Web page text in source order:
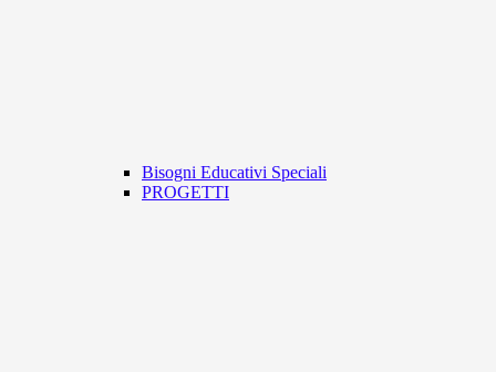
Bisogni Educativi Speciali
PROGETTI